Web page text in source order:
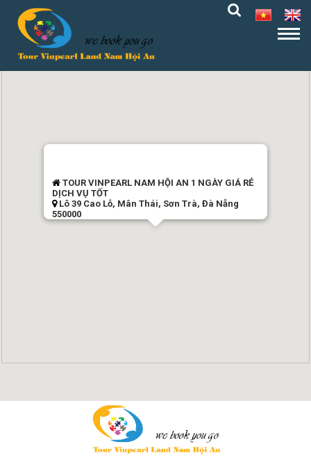
TOUR VINPEARL NAM HỘI AN 1 NGÀY GIÁ RẺ
DỊCH VỤ TỐT
Lô 39 Cao Lỗ, Mân Thái, Sơn Trà, Đà Nẵng
550000